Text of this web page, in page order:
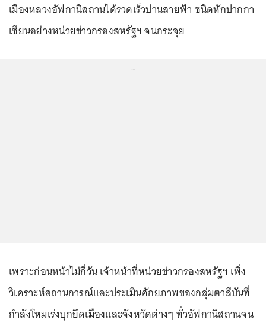
เมืองหลวงอัฟกานิสถานได้รวดเร็วปานสายฟ้า ชนิดหักปากกา
เซียนอย่างหน่วยข่าวกรองสหรัฐฯ จนกระจุย
เพราะก่อนหน้าไม่กี่วัน เจ้าหน้าที่หน่วยข่าวกรองสหรัฐฯ เพิ่ง
วิเคราะห์สถานการณ์และประเมินศักยภาพของกลุ่มตาลีบันที่
กำลังโหมเร่งบุกยึดเมืองและจังหวัดต่างๆ ทั่วอัฟกานิสถานจน